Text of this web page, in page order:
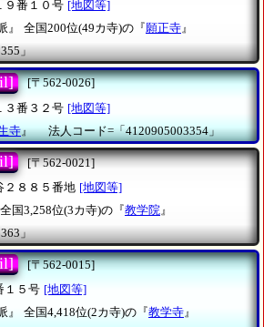
９番１０号 [地図等]
全国200位(49カ寺)の『願正寺』
」
[〒562-0026]
３番３２号 [地図等]
寺』 法人コード=「4120905003354」
[〒562-0021]
２８８５番地 [地図等]
全国3,258位(3カ寺)の『教学院』
」
[〒562-0015]
１５号 [地図等]
』
全国4,418位(2カ寺)の『教学寺』